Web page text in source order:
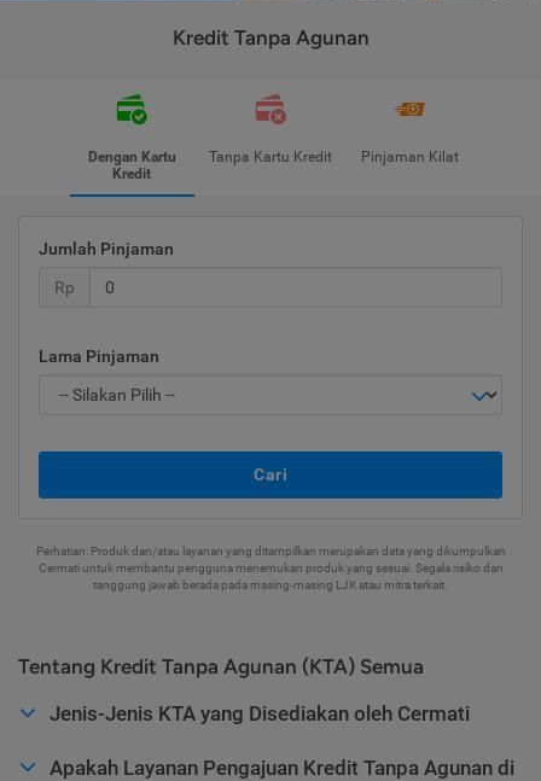
Kredit Tanpa Agunan
Dengan Kartu
Kredit
Tanpa Kartu Kredit Pinjaman Kilat
Jumlah Pinjaman
Rp
Lama Pinjaman
Cari
Perhatian: Produk dan/atau layanan yang ditampilkan merupakan data yang dikumpulkan
Cermati untuk membantu pengguna menemukan produk yang sesuai. Segala risiko dan
tanggung jawab berada pada masing-masing LJK atau mitra terkait.
Tentang Kredit Tanpa Agunan (KTA) Semua
Jenis-Jenis KTA yang Disediakan oleh Cermati
Apakah Layanan Pengajuan Kredit Tanpa Agunan di